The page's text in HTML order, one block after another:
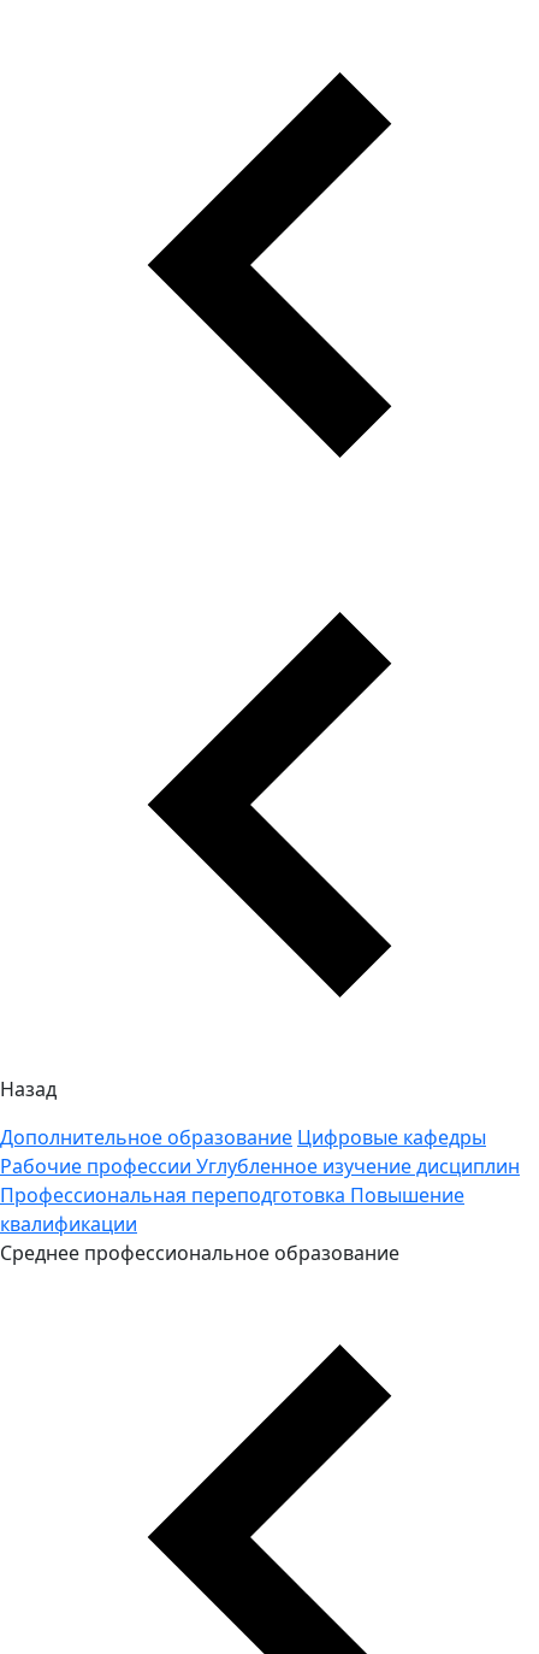
Назад
Дополнительное образование Цифровые кафедры
Рабочие профессии Углубленное изучение дисциплин
Профессиональная переподготовка Повышение
квалификации
Среднее профессиональное образование